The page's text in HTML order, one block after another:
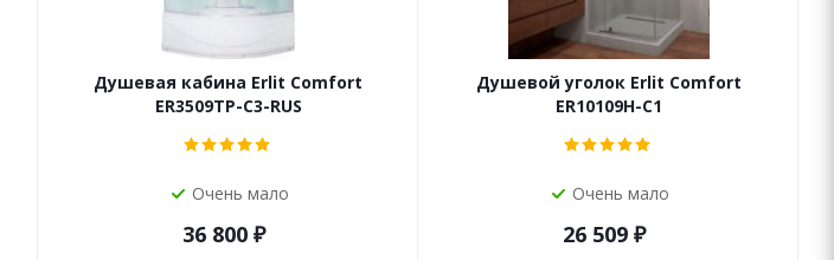
Душевая кабина Erlit Comfort
ER3509TP-C3-RUS
Очень мало
36 800 ₽
Душевой уголок Erlit Comfort
ER10109H-C1
Очень мало
26 509 ₽